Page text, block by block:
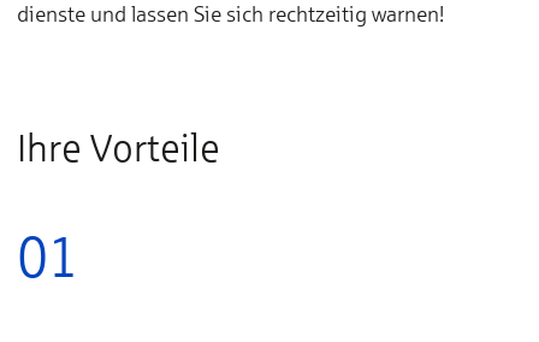
diens­­te und las­­sen Sie sich recht­­zei­­tig war­­nen!
Ihre Vorteile
01